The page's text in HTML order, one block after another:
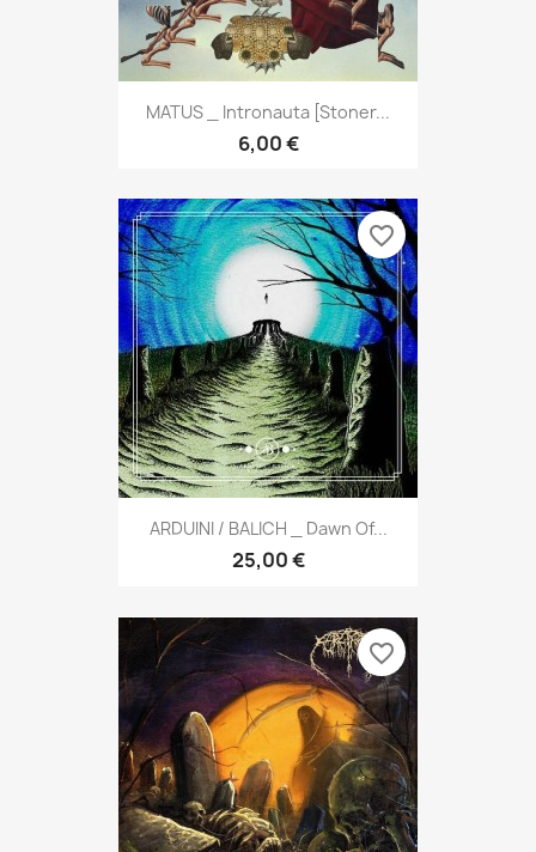
MATUS _ Intronauta [Stoner...
6,00 €
ARDUINI / BALICH _ Dawn Of...
25,00 €
favorite_border
favorite_border